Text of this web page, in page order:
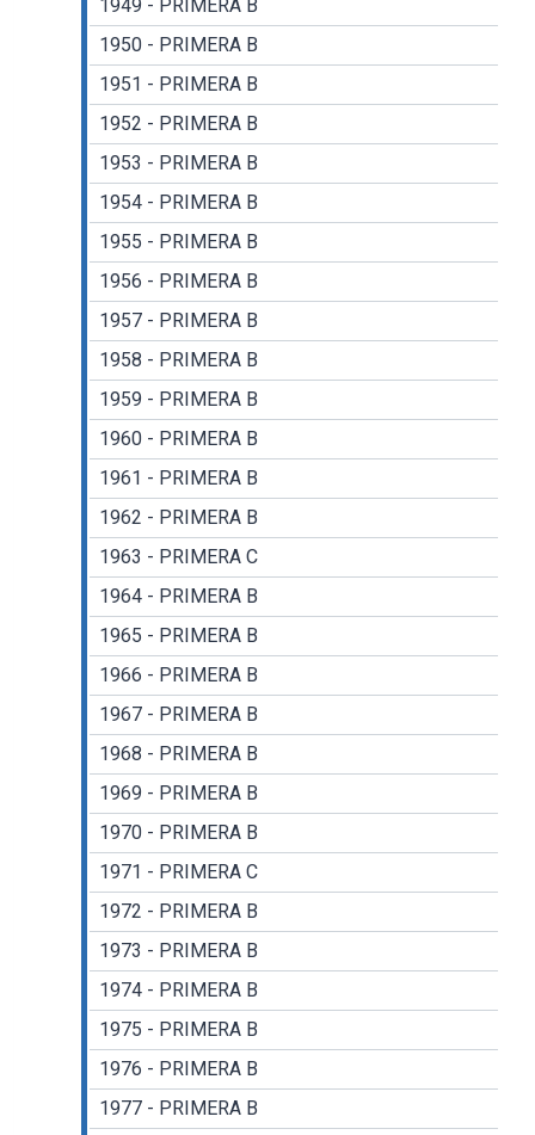
1949 - PRIMERA B
1950 - PRIMERA B
1951 - PRIMERA B
1952 - PRIMERA B
1953 - PRIMERA B
1954 - PRIMERA B
1955 - PRIMERA B
1956 - PRIMERA B
1957 - PRIMERA B
1958 - PRIMERA B
1959 - PRIMERA B
1960 - PRIMERA B
1961 - PRIMERA B
1962 - PRIMERA B
1963 - PRIMERA C
1964 - PRIMERA B
1965 - PRIMERA B
1966 - PRIMERA B
1967 - PRIMERA B
1968 - PRIMERA B
1969 - PRIMERA B
1970 - PRIMERA B
1971 - PRIMERA C
1972 - PRIMERA B
1973 - PRIMERA B
1974 - PRIMERA B
1975 - PRIMERA B
1976 - PRIMERA B
1977 - PRIMERA B